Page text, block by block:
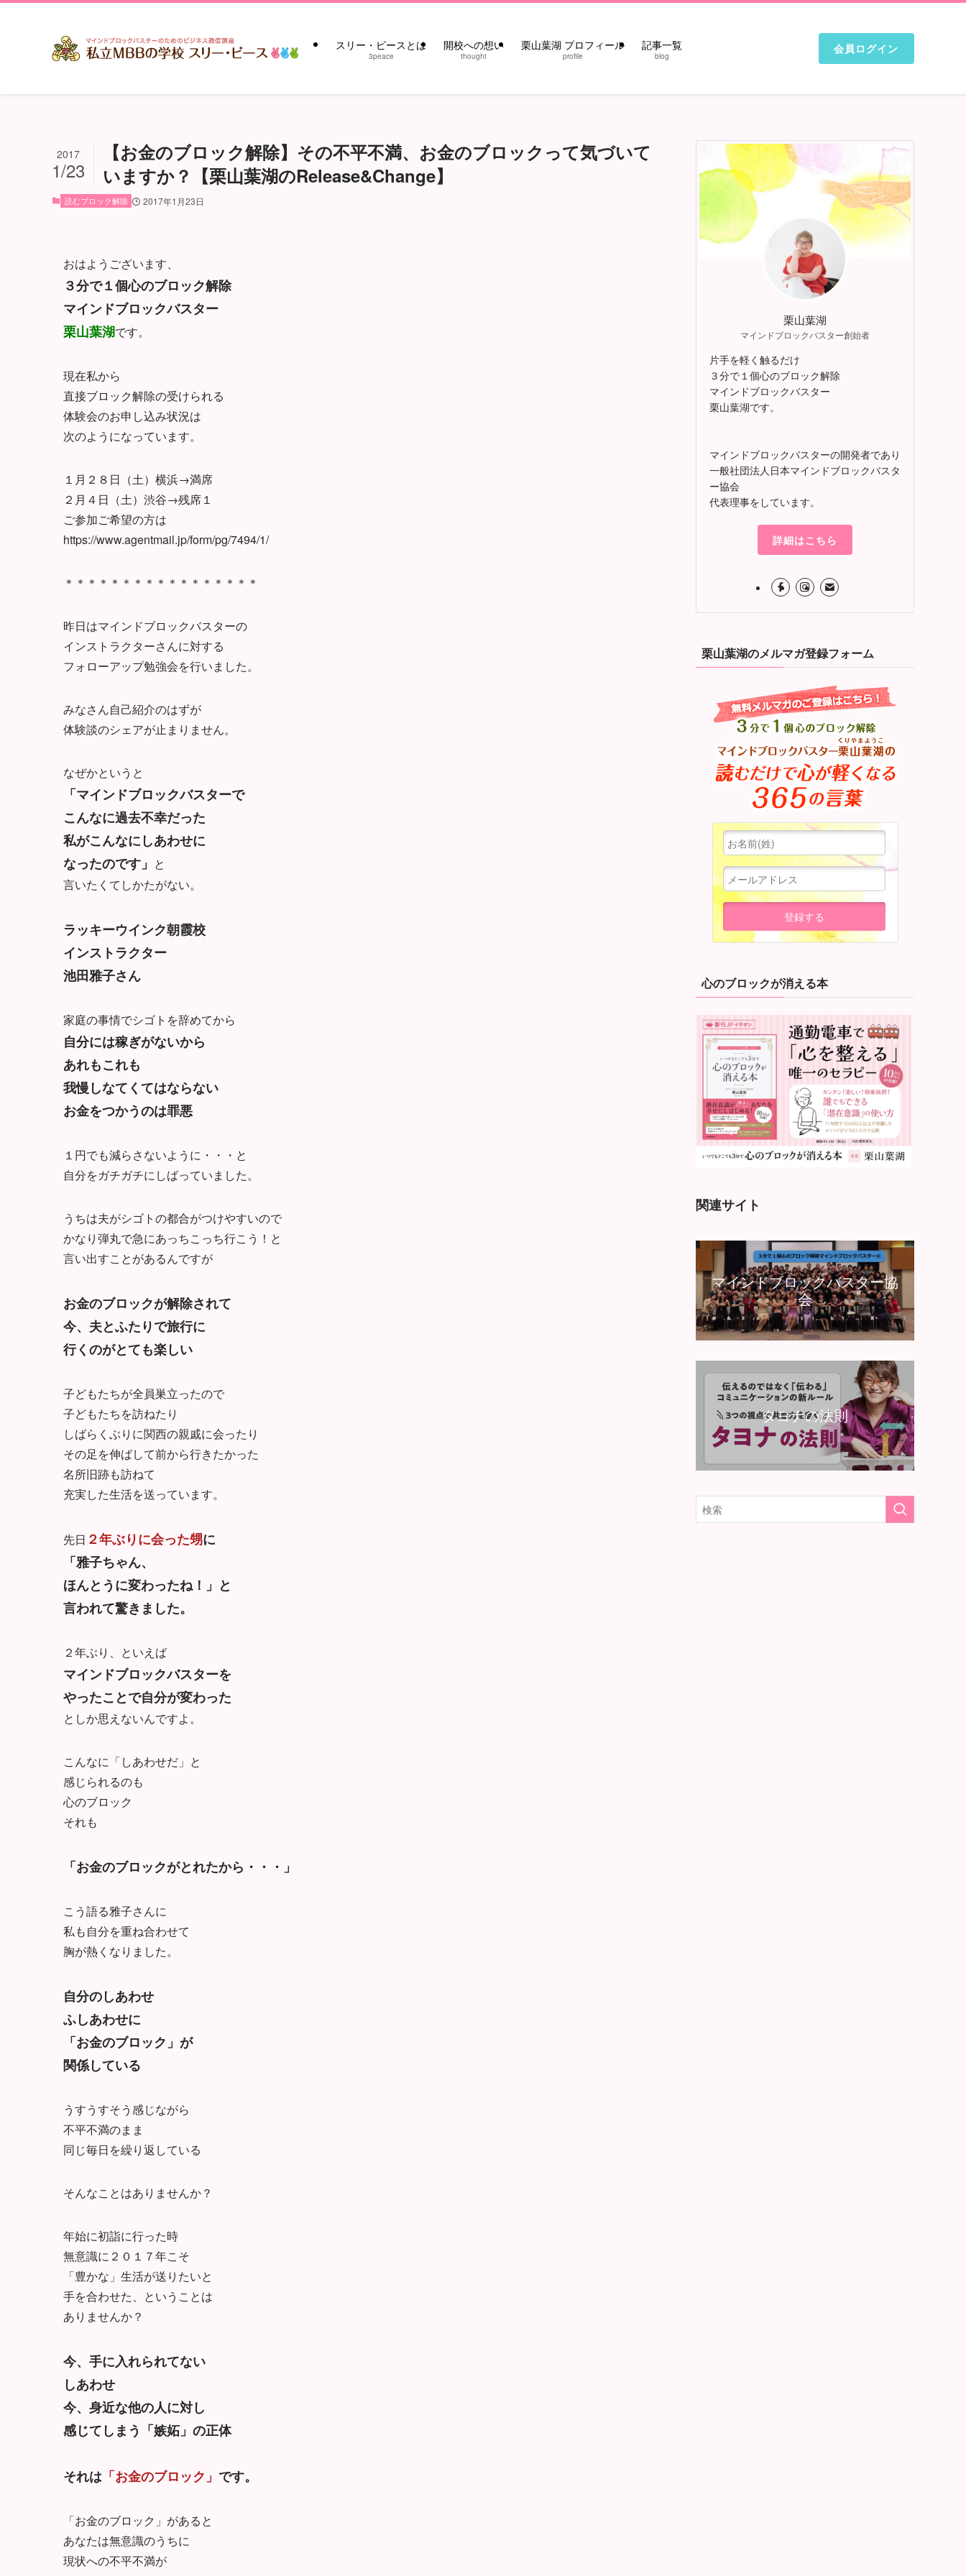
スリー・ピースとは
3peace
開校への想い
thought
栗山葉湖 プロフィール
profile
記事一覧
blog
会員ログイン
【お金のブロック解除】その不平不満、お金のブロックって気づいて
いますか？【栗山葉湖のRelease&Change】
2017
1/23
読むブロック解除 2017年1月23日
おはようございます、
３分で１個心のブロック解除
マインドブロックバスター
栗山葉湖です。
現在私から
直接ブロック解除の受けられる
体験会のお申し込み状況は
次のようになっています。
１月２８日（土）横浜→満席
２月４日（土）渋谷→残席１
ご参加ご希望の方は
https://www.agentmail.jp/form/pg/7494/1/
＊＊＊＊＊＊＊＊＊＊＊＊＊＊＊＊＊
昨日はマインドブロックバスターの
インストラクターさんに対する
フォローアップ勉強会を行いました。
みなさん自己紹介のはずが
体験談のシェアが止まりません。
なぜかというと
「マインドブロックバスターで
こんなに過去不幸だった
私がこんなにしあわせに
なったのです」 と
言いたくてしかたがない。
ラッキーウインク朝霞校
インストラクター
池田雅子さん
家庭の事情でシゴトを辞めてから
自分には稼ぎがないから
あれもこれも
我慢しなてくてはならない
お金をつかうのは罪悪
１円でも減らさないように・・・と
自分をガチガチにしばっていました。
うちは夫がシゴトの都合がつけやすいので
かなり弾丸で急にあっちこっち行こう！と
言い出すことがあるんですが
お金のブロックが解除されて
今、夫とふたりで旅行に
行くのがとても楽しい
子どもたちが全員巣立ったので
子どもたちを訪ねたり
しばらくぶりに関西の親戚に会ったり
その足を伸ばして前から行きたかった
名所旧跡も訪ねて
充実した生活を送っています。
先日 ２年ぶりに会った甥に
「雅子ちゃん、
ほんとうに変わったね！」と
言われて驚きました。
２年ぶり、といえば
マインドブロックバスターを
やったことで自分が変わった
としか思えないんですよ。
こんなに「しあわせだ」と
感じられるのも
心のブロック
それも
「お金のブロックがとれたから・・・」
こう語る雅子さんに
私も自分を重ね合わせて
胸が熱くなりました。
自分のしあわせ
ふしあわせに
「お金のブロック」が
関係している
うすうすそう感じながら
不平不満のまま
同じ毎日を繰り返している
そんなことはありませんか？
年始に初詣に行った時
無意識に２０１７年こそ
「豊かな」生活が送りたいと
手を合わせた、ということは
ありませんか？
今、手に入れられてない
しあわせ
今、身近な他の人に対し
感じてしまう「嫉妬」の正体
それは 「お金のブロック」 です。
「お金のブロック」があると
あなたは無意識のうちに
現状への不平不満が
栗山葉湖
マインドブロックバスター創始者
片手を軽く触るだけ
３分で１個心のブロック解除
マインドブロックバスター
栗山葉湖です。
マインドブロックバスターの開発者であり
一般社団法人日本マインドブロックバスタ
ー協会
代表理事をしています。
詳細はこちら
栗山葉湖のメルマガ登録フォーム
心のブロックが消える本
関連サイト
マインドブロックバスター協
会
タヨナの法則